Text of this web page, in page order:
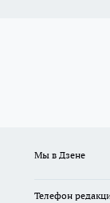
Мы в Дзене
Телефон